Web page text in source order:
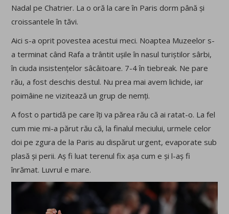
Nadal pe Chatrier. La o oră la care în Paris dorm până și
croissantele în tăvi.
Aici s-a oprit povestea acestui meci. Noaptea Muzeelor s-
a terminat când Rafa a trântit ușile în nasul turiștilor sârbi,
în ciuda insistențelor sâcâitoare. 7-4 în tiebreak. Ne pare
rău, a fost deschis destul. Nu prea mai avem lichide, iar
poimâine ne vizitează un grup de nemți.
A fost o partidă pe care îți va părea rău că ai ratat-o. La fel
cum mie mi-a părut rău că, la finalul meciului, urmele celor
doi pe zgura de la Paris au dispărut urgent, evaporate sub
plasă și perii. Aș fi luat terenul fix așa cum e și l-aș fi
înrămat. Luvrul e mare.